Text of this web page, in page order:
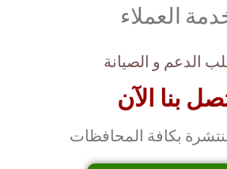
العملاء
الدعم و الصيانة
بنا الآن
بكافة المحافظات